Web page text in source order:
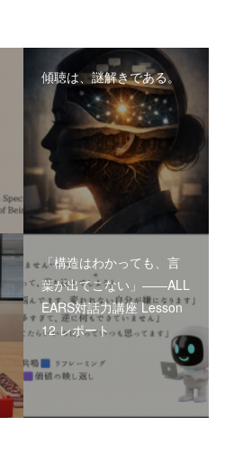
傾聴は、謎解きである。
「構造はわかっても、言
葉が出てこない」――ALL
EARS対話力講座 Lesson
12 レポート